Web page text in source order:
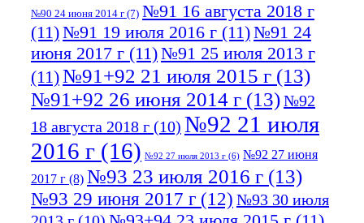
№90 24 июня 2014 г (7) №91 16 августа 2018 г
(11)№91 19 июля 2016 г (11)№91 24
июня 2017 г (11)№91 25 июля 2013 г
(11)№91+92 21 июля 2015 г (13)
№91+92 26 июня 2014 г (13)№92
18 августа 2018 г (10) №92 21 июля
2016 г (16) №92 27 июля 2013 г (6) №92 27 июня
2017 г (8) №93 23 июля 2016 г (13)
№93 29 июня 2017 г (12) №93 30 июля